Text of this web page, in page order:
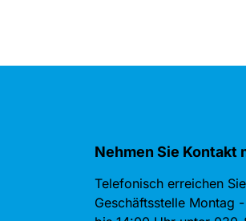
Nehmen Sie Kontakt
Telefonisch erreichen
Geschäftsstelle Montag